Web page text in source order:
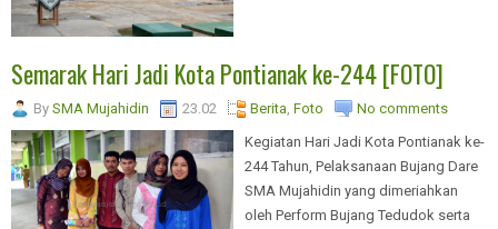
Semarak Hari Jadi Kota Pontianak ke-244 [FOTO]
By SMA Mujahidin 23.02 Berita Foto
No comments
Kegiatan Hari Jadi Kota Pontianak ke-
244 Tahun, Pelaksanaan Bujang Dare
SMA Mujahidin yang dimeriahkan
oleh Perform Bujang Tedudok serta